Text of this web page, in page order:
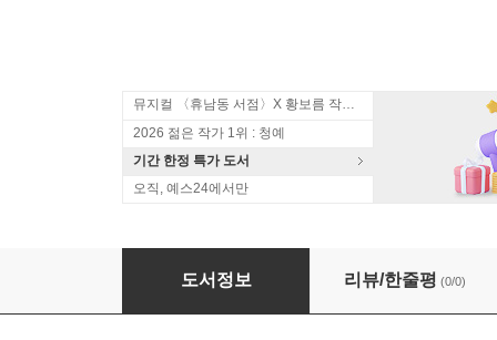
뮤지컬 〈휴남동 서점〉X 황보름 작가 북토크
2026 젊은 작가 1위 : 청예
기간 한정 특가 도서
오직, 예스24에서만
도서정보 리뷰/한줄평 (0/0)